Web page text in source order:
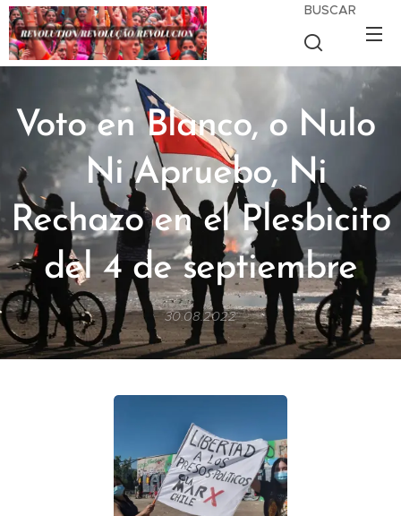
BUSCAR
Voto en Blanco, o Nulo
Ni Apruebo, Ni
Rechazo en el Plesbicito
del 4 de septiembre
30.08.2022